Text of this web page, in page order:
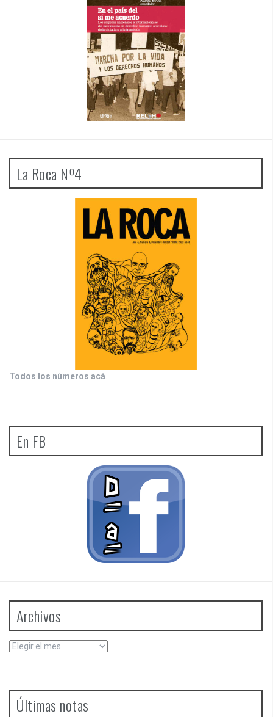
La Roca Nº4
Todos los números acá.
En FB
Archivos
Archivos
Últimas notas